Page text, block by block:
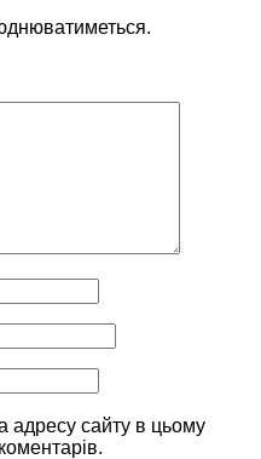
адресу сайту в цьому